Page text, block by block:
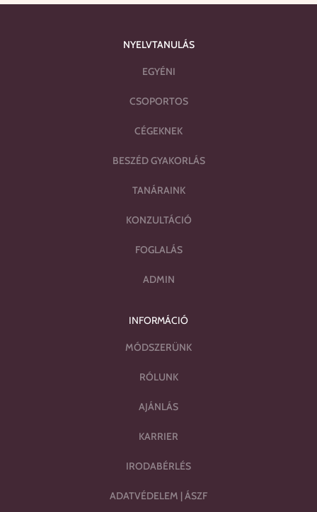
NYELVTANULÁS
EGYÉNI
CSOPORTOS
CÉGEKNEK
BESZÉD GYAKORLÁS
TANÁRAINK
KONZULTÁCIÓ
FOGLALÁS
ADMIN
INFORMÁCIÓ
MÓDSZERÜNK
RÓLUNK
AJÁNLÁS
KARRIER
IRODABÉRLÉS
ADATVÉDELEM |ÁSZF